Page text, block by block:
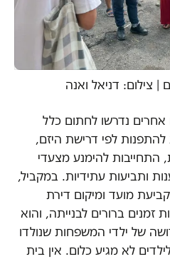
צילום: דניאל ואנה
אחרים נדרשו לחתום כלל
להתפנות לפי דרישת היזם,
התחייבות להימנע מצעדי
ותביעות עתידיות. במקביל,
מועד ומיקום דירת
זמנים ברורים לבנייתה, והוא
של ילדי המשפחות שנולדו
לא מגיע כלום. אין בית